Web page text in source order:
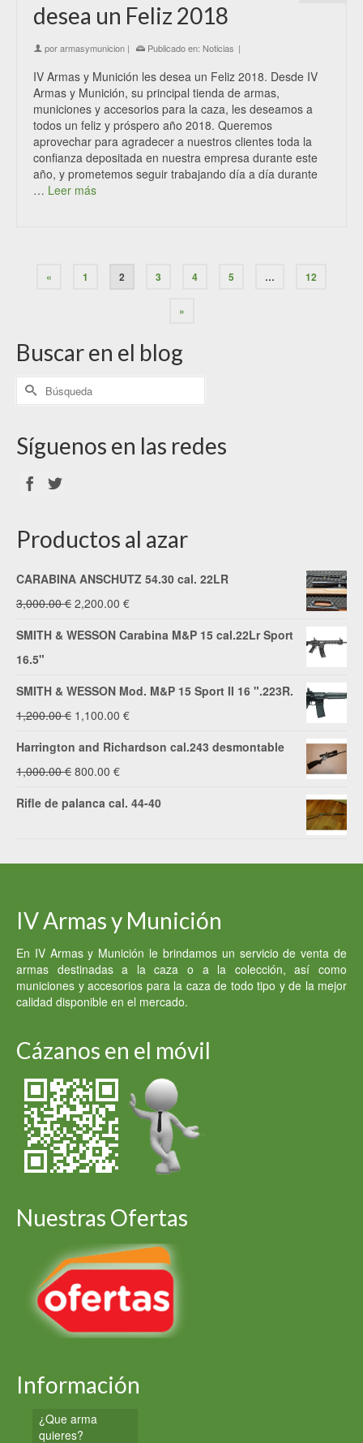
desea un Feliz 2018
porarmasymunicion | Publicado en: Noticias |
IV Armas y Munición les desea un Feliz 2018. Desde IV
Armas y Munición, su principal tienda de armas,
municiones y accesorios para la caza, les deseamos a
todos un feliz y próspero año 2018. Queremos
aprovechar para agradecer a nuestros clientes toda la
confianza depositada en nuestra empresa durante este
año, y prometemos seguir trabajando día a día durante
… Leer más
« 1 2 3 4 5 … 12
»
Buscar en el blog
Síguenos en las redes
Productos al azar
CARABINA ANSCHUTZ 54.30 cal. 22LR
3,000.00€ El
precio
3,000.00 €.
2,200.00 €El
precio
2,200.00 €.
SMITH & WESSON Carabina M&P 15 cal.22Lr Sport
16.5"
SMITH & WESSON Mod. M&P 15 Sport II 16 ".223R.
1,200.00€ El
precio
1,200.00 €.
1,100.00 €El
precio
1,100.00 €.
Harrington and Richardson cal.243 desmontable
1,000.00€ El
precio
1,000.00 €.
800.00 €El
precio
800.00 €.
Rifle de palanca cal. 44-40
IV Armas y Munición
En IV Armas y Munición le brindamos un servicio de venta de
armas destinadas a la caza o a la colección, así como
municiones y accesorios para la caza de todo tipo y de la mejor
calidad disponible en el mercado.
Cázanos en el móvil
Nuestras Ofertas
Información
¿Que arma
quieres?